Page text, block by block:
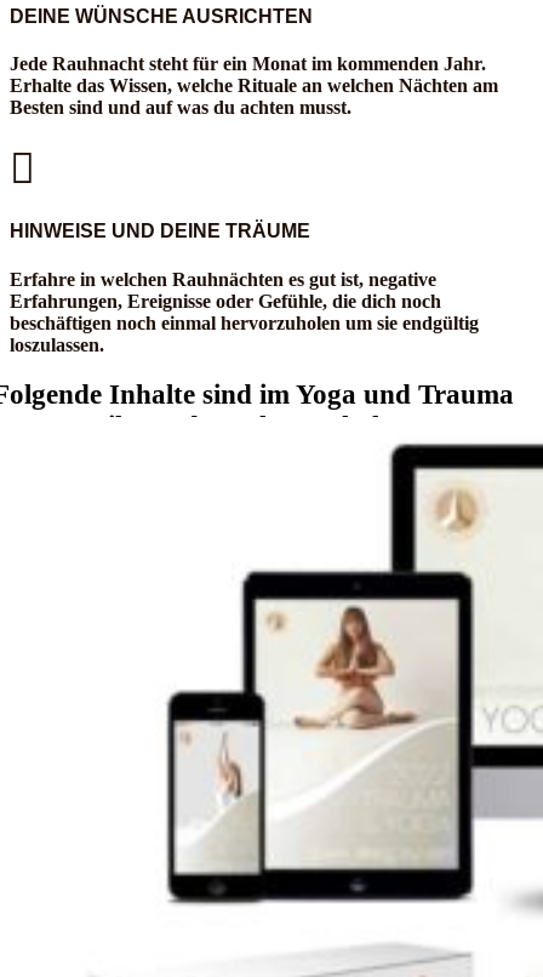
DEINE WÜNSCHE AUSRICHTEN
Jede Rauhnacht steht für ein Monat im kommenden Jahr.
Erhalte das Wissen, welche Rituale an welchen Nächten am
Besten sind und auf was du achten musst.

HINWEISE UND DEINE TRÄUME
Erfahre in welchen Rauhnächten es gut ist, negative
Erfahrungen, Ereignisse oder Gefühle, die dich noch
beschäftigen noch einmal hervorzuholen um sie endgültig
loszulassen.
Inhalte sind im Yoga und Trauma
Teil 1 und 2 Paket enthalten: